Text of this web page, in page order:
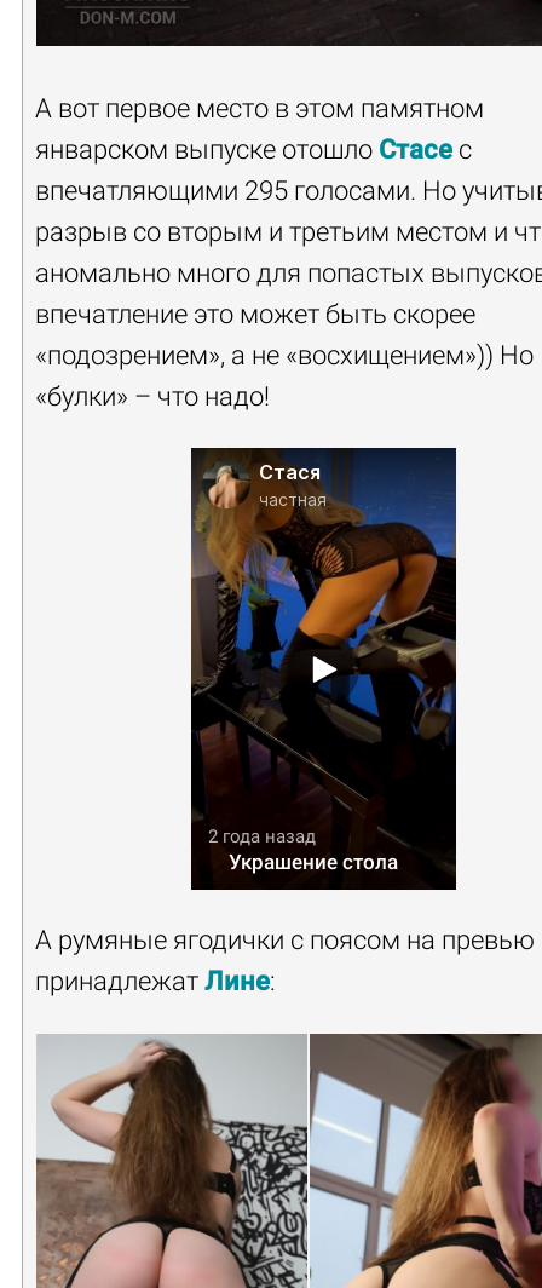
А вот первое место в этом памятном
январском выпуске отошло Стасе с
впечатляющими 295 голосами. Но
разрыв со вторым и третьим местом и
аномально много для попастых
впечатление это может быть скорее
«подозрением», а не «восхищением»)) Но
«булки» – что надо!
2 года назад
Украшение стола
Стася
частная
А румяные ягодички с поясом на превью
принадлежат Лине: